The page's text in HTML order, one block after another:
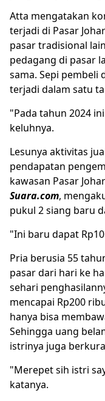
Atta mengatakan
terjadi di Pasar
pasar tradisional
pedagang di pasar
sama. Sepi pembeli
terjadi dalam satu
"Pada tahun 2024
keluhnya.
Lesunya aktivitas
pendapatan
kawasan Pasar
Suara.com,
pukul 2 siang baru
"Ini baru dapat
Pria berusia 55
pasar dari hari ke
sehari
mencapai Rp200
hanya bisa
Sehingga uang
istrinya juga
"Merepet sih istri
katanya.